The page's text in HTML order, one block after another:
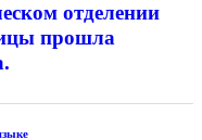
отделении
прошла